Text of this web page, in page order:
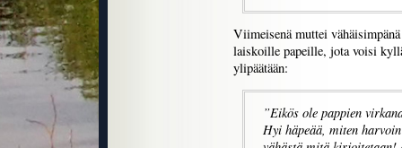
Viimeisenä muttei
laiskoille papeille, jota voisi
ylipäätään:
”Eikös ole pappien
Hyi häpeää, miten